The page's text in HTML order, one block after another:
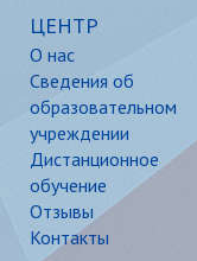
ЦЕНТР
О нас
Сведения об
образовательном
учреждении
Дистанционное
обучение
Отзывы
Контакты